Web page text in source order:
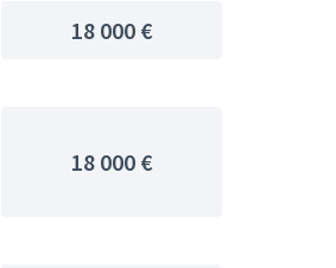
18 000 €
18 000 €